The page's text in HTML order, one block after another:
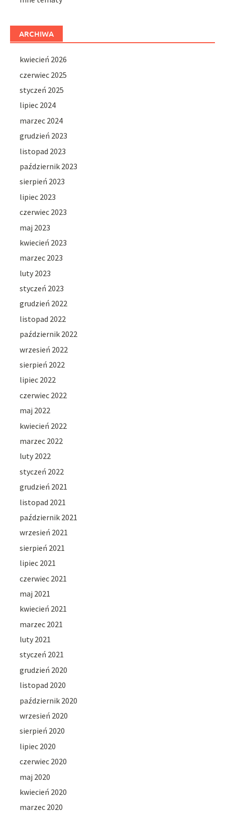
ARCHIWA
kwiecień 2026
czerwiec 2025
styczeń 2025
lipiec 2024
marzec 2024
grudzień 2023
listopad 2023
październik 2023
sierpień 2023
lipiec 2023
czerwiec 2023
maj 2023
kwiecień 2023
marzec 2023
luty 2023
styczeń 2023
grudzień 2022
listopad 2022
październik 2022
wrzesień 2022
sierpień 2022
lipiec 2022
czerwiec 2022
maj 2022
kwiecień 2022
marzec 2022
luty 2022
styczeń 2022
grudzień 2021
listopad 2021
październik 2021
wrzesień 2021
sierpień 2021
lipiec 2021
czerwiec 2021
maj 2021
kwiecień 2021
marzec 2021
luty 2021
styczeń 2021
grudzień 2020
listopad 2020
październik 2020
wrzesień 2020
sierpień 2020
lipiec 2020
czerwiec 2020
maj 2020
kwiecień 2020
marzec 2020